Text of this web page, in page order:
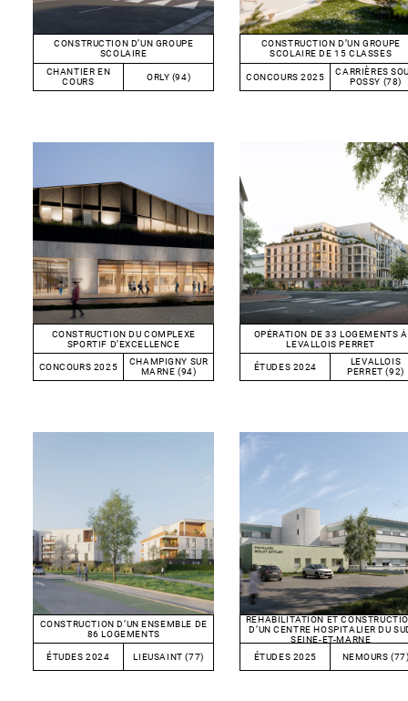
CONSTRUCTION D’UN GROUPE
SCOLAIRE
CHANTIER EN
COURS
ORLY (94)
CONSTRUCTION D’UN GROUPE
SCOLAIRE DE 15 CLASSES
CONCOURS 2025
CARRIÈRES
POSSY (78)
CONSTRUCTION DU COMPLEXE
SPORTIF D’EXCELLENCE
CONCOURS 2025
CHAMPIGNY SUR
MARNE (94)
OPÉRATION DE 33 LOGEMENTS À
LEVALLOIS PERRET
ÉTUDES 2024
LEVALLOIS
PERRET (92)
CONSTRUCTION D’UN ENSEMBLE DE
86 LOGEMENTS
ÉTUDES 2024 LIEUSAINT (77)
RÉHABILITATION ET
D’UN CENTRE HOSPITALIER DU
SEINE-ET-MARNE
ÉTUDES 2025
NEMOURS